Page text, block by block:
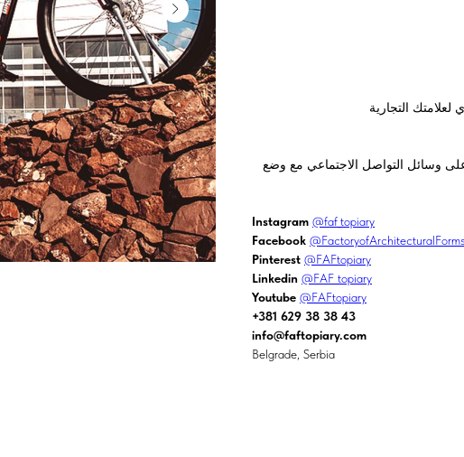
التجارية
وسائل التواصل الاجتماعي مع وضع
Instagram @faf_topiary
Facebook
Pinterest @FAFtopiary
Linkedin @FAF topiary
Youtube @FAFtopiary
+381 629 38 38 43
info@faftopiary.com
Belgrade, Serbia